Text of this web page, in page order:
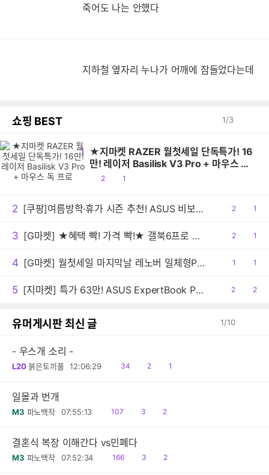
죽어도 나는 안했다
지하철 옆자리 누나가 어깨에 잠들었다는데
쇼핑 BEST 1/3
1 ★지마켓 RAZER 월첫세일 단독특가! 16
만! 레이저 Basilisk V3 Pro + 마우스 독
프로
공
2
댓1
2 [쿠팡]여름방학·휴가 시즌 추천! ASUS 비보북 16 특가
공
2
댓1
3 [G마켓] ★혜택 빡! 가격 빡!★ 갤북6프로 빡세일 행사예고 (308만/무료배송)
공
2
댓1
4 [G마켓] 월첫세일 마지막날 레노버 일체형PC 아이디어센터 27AKP10 F0JE000SKR 최종 99만원대!
공1
댓1
5 [지마켓] 특가 63만! ASUS ExpertBook PM1503CDA AMD R5 가성비 사무용 노트북
공
2
댓
2
유머게시판 최신 글 1/10
- 우스개 소리 -
L20 붉은토끼풀 12:06:29
읽
34
공
2
댓1
일몰과 번개
M3 파노백작 07:55:13
읽
107
공
3
댓
2
결혼식 복장 이해간다 vs민폐다
M3 파노백작 07:52:34
읽
166
공
3
댓
2